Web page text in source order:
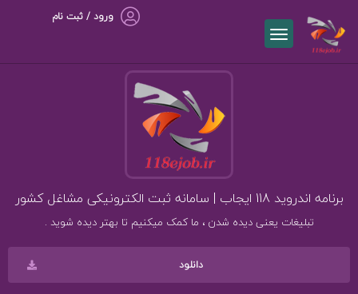
ورود / ثبت نام
برنامه اندروید 118 ایجاب | سامانه ثبت الکترونیکی مشاغل کشور
تبلیغات یعنی دیده شدن ، ما کمک میکنیم تا بهتر دیده شوید .
دانلود